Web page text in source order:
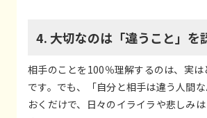
4. 大切なのは「違うこと」を
相手のことを100％理解するのは、実は
です。でも、「自分と相手は違う人間
おくだけで、日々のイライラや悲しみ